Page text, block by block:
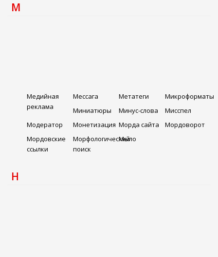
М
Медийная
реклама
Мессага Метатеги
Микроформаты
Миниатюры
Минус-слова
Мисспел
Модератор
Монетизация Морда сайта
Мордоворот
Мордовские
ссылки
Морфологический
поиск
Мыло
Н